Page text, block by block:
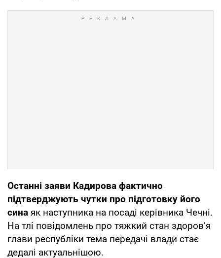
Останні заяви Кадирова фактично
підтверджують чутки про підготовку його
сина як наступника на посаді керівника Чечні.
На тлі повідомлень про тяжкий стан здоров’я
глави республіки тема передачі влади стає
дедалі актуальнішою.